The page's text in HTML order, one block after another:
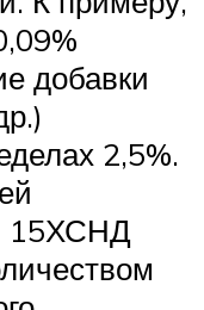
добавки
2,5%.
15ХСНД